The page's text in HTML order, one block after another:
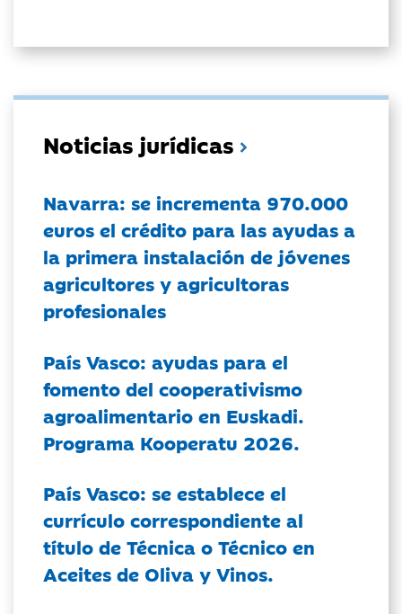
Noticias jurídicas
Navarra: se incrementa 970.000
euros el crédito para las ayudas a
la primera instalación de jóvenes
agricultores y agricultoras
profesionales
País Vasco: ayudas para el
fomento del cooperativismo
agroalimentario en Euskadi.
Programa Kooperatu 2026.
País Vasco: se establece el
currículo correspondiente al
título de Técnica o Técnico en
Aceites de Oliva y Vinos.